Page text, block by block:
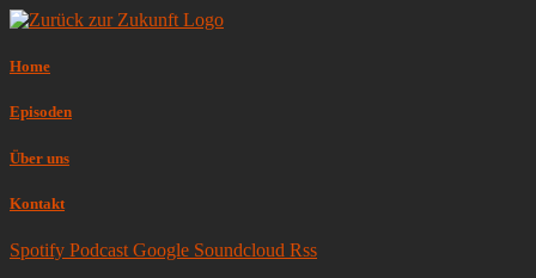
Home
Episoden
Über uns
Kontakt
Spotify Podcast Google Soundcloud Rss